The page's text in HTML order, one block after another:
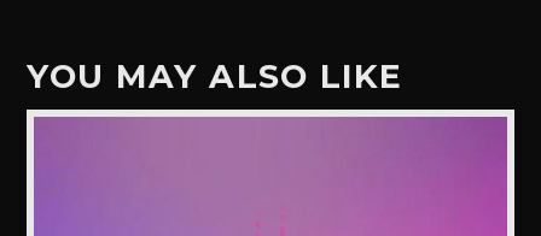
YOU MAY ALSO LIKE